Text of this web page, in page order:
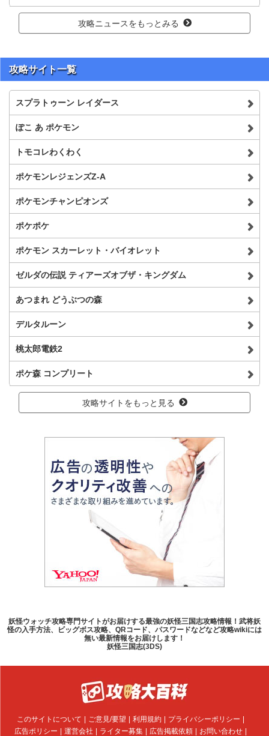
攻略ニュースをもっとみる
攻略サイト一覧
スプラトゥーン レイダース
ぽこ あ ポケモン
トモコレわくわく
ポケモンレジェンズZ-A
ポケモンチャンピオンズ
ポケポケ
ポケモン スカーレット・バイオレット
ゼルダの伝説 ティアーズオブザ・キングダム
あつまれ どうぶつの森
デルタルーン
桃太郎電鉄2
ポケ森 コンプリート
攻略サイトをもっと見る
妖怪ウォッチ攻略専門サイトがお届けする最強の妖怪三国志攻略情報！武将妖
怪の入手方法、ビッグボス攻略、QRコード、パスワードなどなど攻略wikiには
無い最新情報をお届けします！
妖怪三国志(3DS)
このサイトについて ご意見/要望 利用規約
プライバシーポリシー
広告ポリシー
運営会社 ライター募集 広告掲載依頼 お問い合わせ